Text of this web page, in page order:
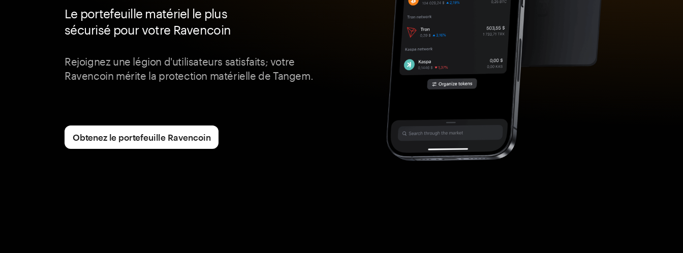
Le portefeuille matériel le plus
sécurisé pour votre Ravencoin
Rejoignez une légion d'utilisateurs satisfaits; votre
Ravencoin mérite la protection matérielle de Tangem.
Obtenez le portefeuille Ravencoin